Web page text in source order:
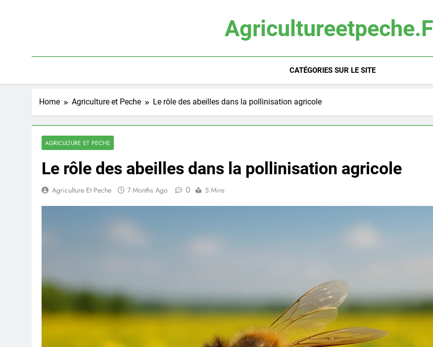
CATÉGORIES SUR LE SITE
Home Agriculture et Peche Le rôle des abeilles dans la pollinisation agricole
AGRICULTURE ET PECHE
Le rôle des abeilles dans la pollinisation agricole
Agriculture Et Peche 7 Months Ago 0 5 Mins